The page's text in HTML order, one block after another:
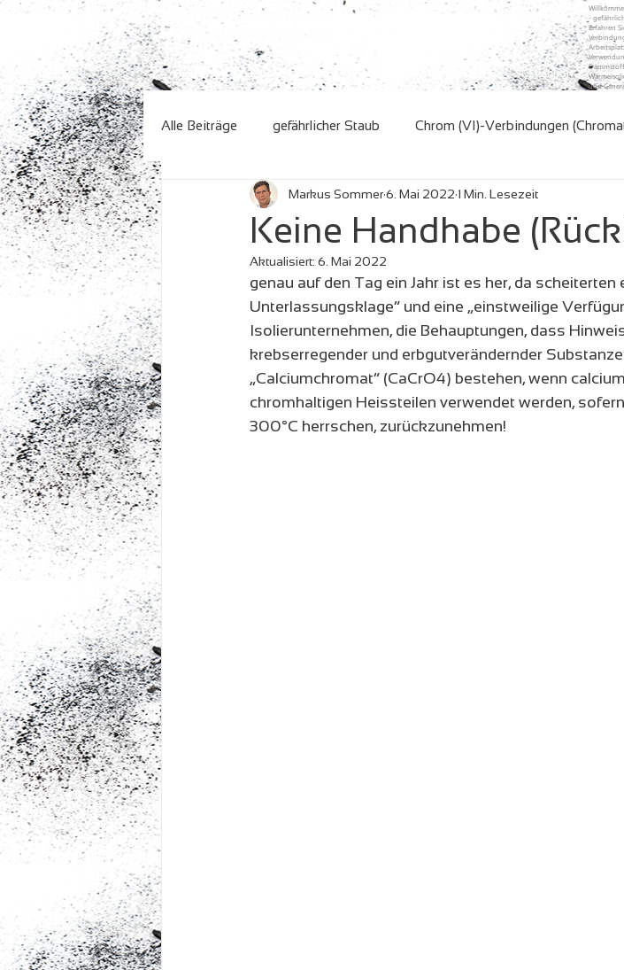
-
Erfahren
und
Start Chromat-Warnungen weltweit Redaktion
Alle Beiträge gefährlicher Staub Chrom (VI)-Verbindungen
Recherche (Historie)
Keine Handhabe
Markus Sommer6. Mai 2022 1 Min. Lesezeit
Aktualisiert: 6. Mai 2022
genau auf den Tag ein Jahr ist es her, da scheiterten
Unterlassungsklage“ und eine „einstweilige
Isolierunternehmen, die Behauptungen, dass
krebserregender und erbgutverändernder
„Calciumchromat“ (CaCrO4) bestehen, wenn
chromhaltigen Heissteilen verwendet werden,
300°C herrschen, zurückzunehmen!